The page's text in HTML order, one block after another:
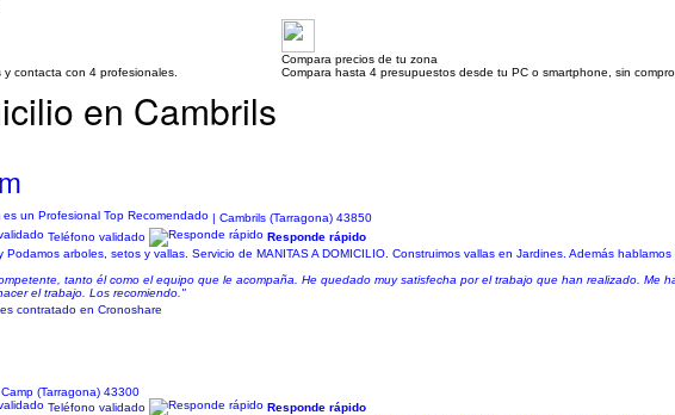
contacta con 4 profesionales.
Compara precios de tu zona
Compara hasta 4 presupuestos desde tu PC o smartphone, sin
en Cambrils
| Cambrils (Tarragona) 43850
Teléfono validado
Responde rápido
arboles, setos y vallas. Servicio de MANITAS A DOMICILIO. Construimos vallas en Jardines. Además
tanto él como el equipo que le acompaña. He quedado muy satisfecha por el trabajo que han realizado. Me
el trabajo. Los recomiendo."
contratado en Cronoshare
(Tarragona) 43300
Teléfono validado
Responde rápido